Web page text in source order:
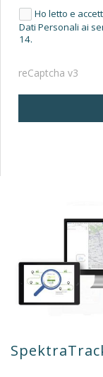
Ho letto e
Dati Personali ai
14.
reCaptcha v3